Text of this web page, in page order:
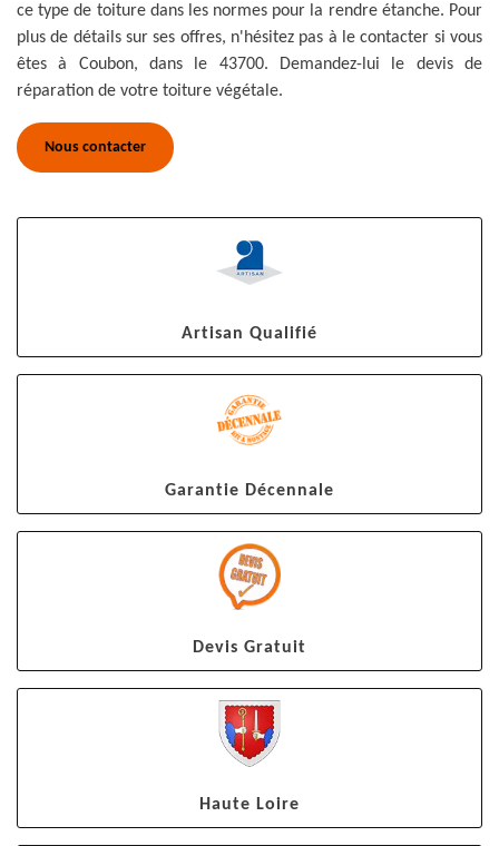
ce type de toiture dans les normes pour la rendre étanche. Pour
plus de détails sur ses offres, n'hésitez pas à le contacter si vous
êtes à Coubon, dans le 43700. Demandez-lui le devis de
réparation de votre toiture végétale.
Nous contacter
Artisan Qualifié
Garantie Décennale
Devis Gratuit
Haute Loire